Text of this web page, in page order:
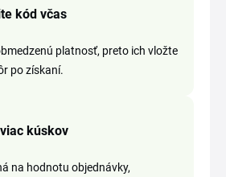
kód včas
platnosť, preto ich vložte
po získaní.
kúskov
na hodnotu objednávky,